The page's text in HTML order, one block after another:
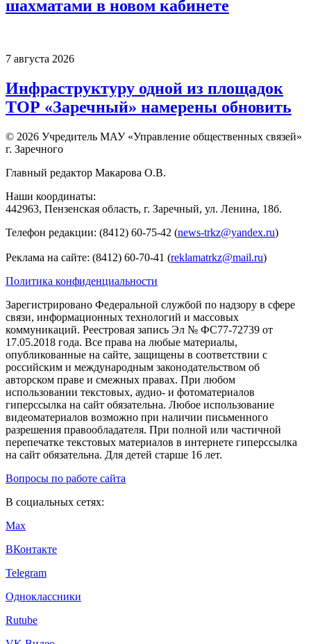
шахматами в новом кабинете
7 августа 2026
Инфраструктуру одной из площадок
ТОР «Заречный» намерены обновить
© 2026 Учредитель МАУ «Управление общественных связей»
г. Заречного
Главный редактор Макарова О.В.
Наши координаты:
442963, Пензенская область, г. Заречный, ул. Ленина, 18б.
Телефон редакции: (8412) 60-75-42 (news-trkz@yandex.ru)
Реклама на сайте: (8412) 60-70-41 (reklamatrkz@mail.ru)
Политика конфиденциальности
Зарегистрировано Федеральной службой по надзору в сфере
связи, информационных технологий и массовых
коммуникаций. Реестровая запись Эл № ФС77-72739 от
17.05.2018 года. Все права на любые материалы,
опубликованные на сайте, защищены в соответствии с
российским и международным законодательством об
авторском праве и смежных правах. При любом
использовании текстовых, аудио- и фотоматериалов
гиперссылка на сайт обязательна. Любое использование
видеоматериалов возможно при наличии письменного
разрешения правообладателя. При полной или частичной
перепечатке текстовых материалов в интернете гиперссылка
на сайт обязательна. Для детей старше 16 лет.
Вопросы по работе сайта
В социальных сетях:
Max
ВКонтакте
Telegram
Одноклассники
Rutube